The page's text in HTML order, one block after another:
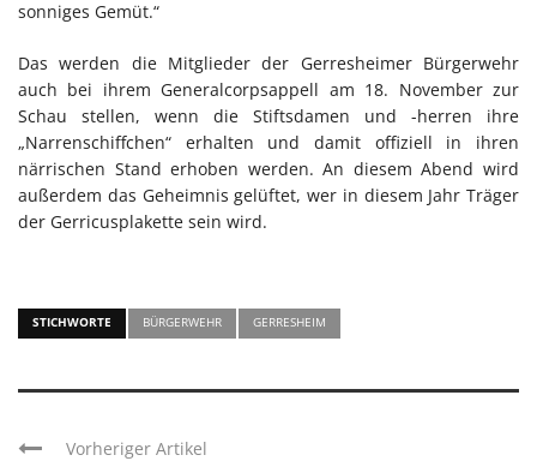
sonniges Gemüt.“
Das werden die Mitglieder der Gerresheimer Bürgerwehr
auch bei ihrem Generalcorpsappell am 18. November zur
Schau stellen, wenn die Stiftsdamen und -herren ihre
„Narrenschiffchen“ erhalten und damit offiziell in ihren
närrischen Stand erhoben werden. An diesem Abend wird
außerdem das Geheimnis gelüftet, wer in diesem Jahr Träger
der Gerricusplakette sein wird.
STICHWORTE BÜRGERWEHR GERRESHEIM
Vorheriger Artikel